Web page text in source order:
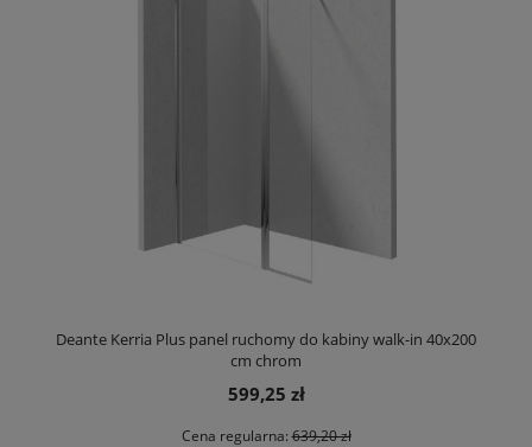
Deante Kerria Plus panel ruchomy do kabiny walk-in 40x200
cm chrom
599,25 zł
Cena regularna:639,20 zł